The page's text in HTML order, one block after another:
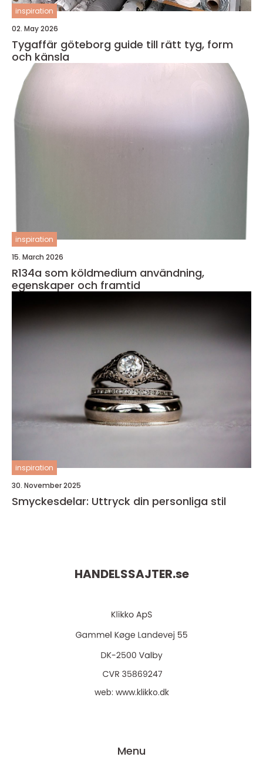
inspiration
02. May 2026
Tygaffär göteborg guide till rätt tyg, form
och känsla
inspiration
15. March 2026
R134a som köldmedium användning,
egenskaper och framtid
inspiration
30. November 2025
Smyckesdelar: Uttryck din personliga stil
HANDELSSAJTER.se
web: www.klikko.dk
Menu